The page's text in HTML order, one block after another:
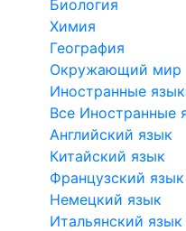
Биология
Химия
География
Окружающий мир
Иностранные
Все Иностранные
Английский язык
Китайский язык
Французский язык
Немецкий язык
Итальянский язык